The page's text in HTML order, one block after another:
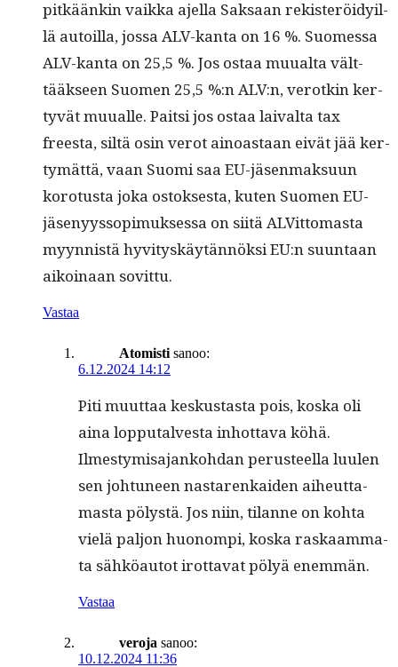
pitkäänkin vaik­ka ajel­la Sak­saan rek­isteröidy­il­
lä autoil­la, jos­sa ALV-kan­ta on 16 %. Suomes­sa
ALV-kan­ta on 25,5 %. Jos ostaa muual­ta vält­
tääk­seen Suomen 25,5 %:n ALV:n, verotkin ker­
tyvät muualle. Pait­si jos ostaa laival­ta tax
freesta, siltä osin verot ain­oas­taan eivät jää ker­
tymät­tä, vaan Suo­mi saa EU-jäsen­mak­su­un
koro­tus­ta joka ostok­ses­ta, kuten Suomen EU-
jäsenyys­sopimuk­ses­sa on siitä ALVit­tomas­ta
myyn­nistä hyvi­tyskäytän­nök­si EU:n suun­taan
aikoinaan sovittu.
Vastaa
Atomisti sanoo:
6.12.2024 14:12
Piti muut­taa keskus­tas­ta pois, kos­ka oli
aina lop­putalves­ta inhot­ta­va köhä.
Ilmestymisa­janko­hdan perus­teel­la luulen
sen johtuneen nastarenkaiden aiheut­ta­
mas­ta pölystä. Jos niin, tilanne on koh­ta
vielä paljon huonom­pi, kos­ka raskaam­ma­
ta sähköau­tot irot­ta­vat pölyä enemmän.
Vastaa
veroja sanoo:
10.12.2024 11:36